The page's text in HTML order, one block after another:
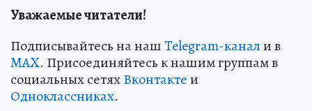
Уважаемые читатели!
Подписывайтесь на нашTelegram-канали в
MAX. Присоединяйтесь к нашим группам в
социальных сетяхВконтактеи
Одноклассниках.